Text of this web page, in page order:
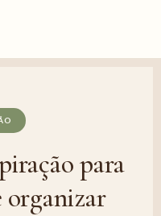
para
organizar